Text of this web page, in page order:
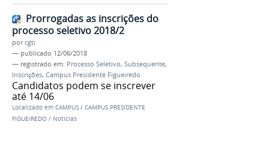
Prorrogadas as inscrições do
processo seletivo 2018/2
porcgti
— publicado 12/06/2018
— registrado em: Processo Seletivo, Subsequente,
Inscrições, Campus Presidente Figueiredo
Candidatos podem se inscrever
até 14/06
Localizado em CAMPUS / CAMPUS PRESIDENTE
FIGUEIREDO / Notícias